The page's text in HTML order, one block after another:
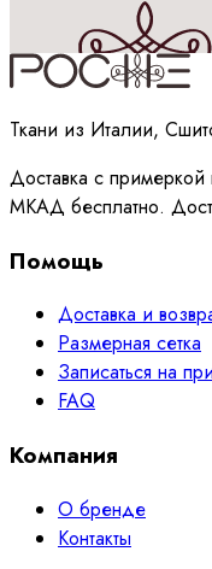
Принимаюполитику
Ткани из Италии,
Доставка с
МКАД бесплатно.
Помощь
Доставка и
Размерная сетка
Записаться на
FAQ
Компания
О бренде
Контакты